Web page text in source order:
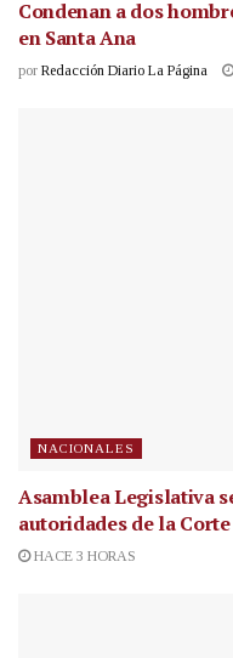
Condenan a dos
en Santa Ana
por Redacción Diario La Página
NACIONALES
Asamblea Legislativa
autoridades de la
HACE 3 HORAS